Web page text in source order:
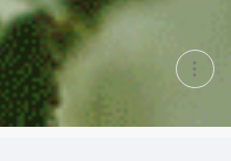
현
재
글